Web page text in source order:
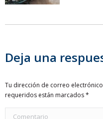
Deja una
Tu dirección de correo
requeridos están marcados*
Comentario